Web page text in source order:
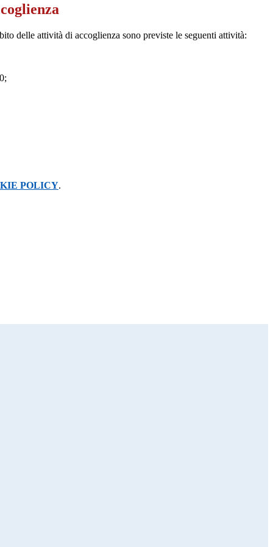
delle attività di accoglienza sono previste le seguenti attività:
POLICY.